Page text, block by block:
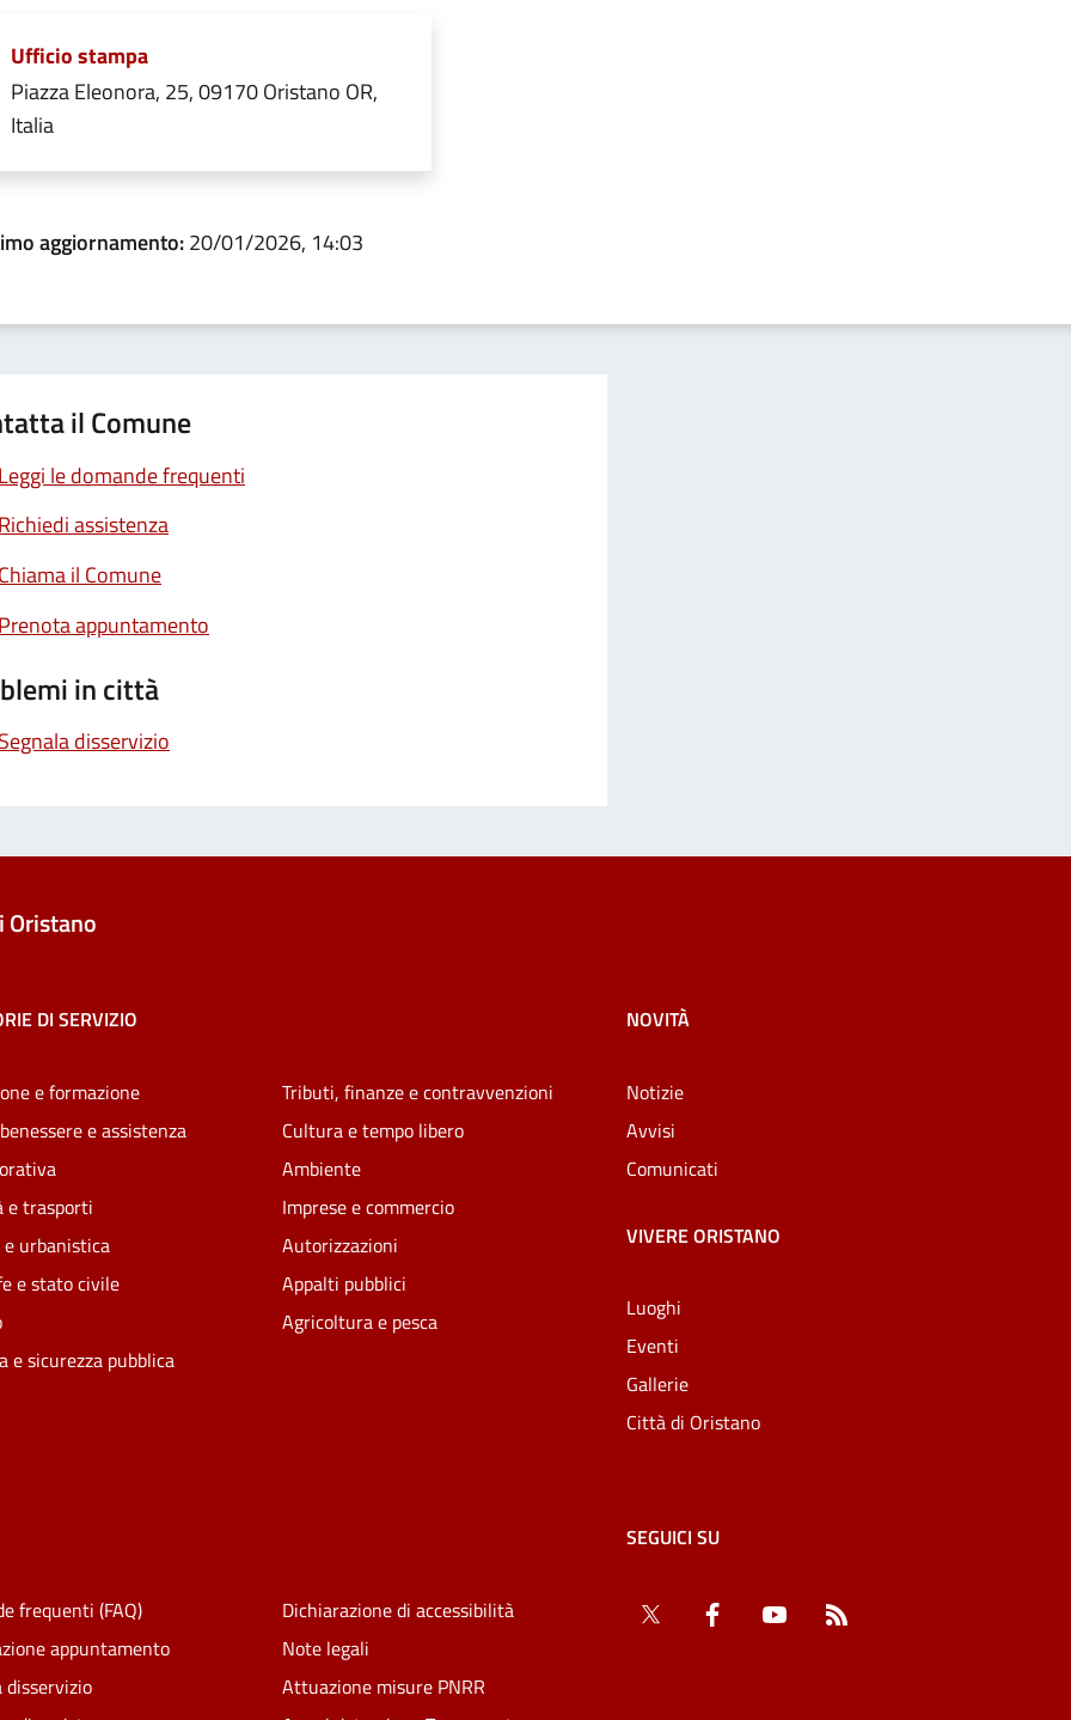
Ufficio stampa
Piazza Eleonora, 25, 09170 Oristano OR,
Italia
aggiornamento:20/01/2026, 14:03
il Comune
Leggi le domande frequenti
Richiedi assistenza
Chiama il Comune
Prenota appuntamento
in città
Segnala disservizio
Oristano
DI SERVIZIO
e formazione
e assistenza
e trasporti
e urbanistica
e stato civile
e sicurezza pubblica
Tributi, finanze e contravvenzioni
Cultura e tempo libero
Ambiente
Imprese e commercio
Autorizzazioni
Appalti pubblici
Agricoltura e pesca
NOVITÀ
Notizie
Avvisi
Comunicati
VIVERE ORISTANO
Luoghi
Eventi
Gallerie
Città di Oristano
frequenti (FAQ)
appuntamento
disservizio
Dichiarazione di accessibilità
Note legali
Attuazione misure PNRR
SEGUICI SU
Twitter Facebook YouTube